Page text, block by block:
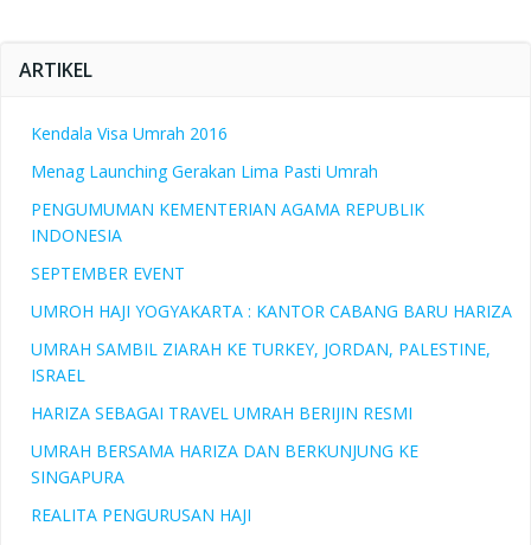
ARTIKEL
Kendala Visa Umrah 2016
Menag Launching Gerakan Lima Pasti Umrah
PENGUMUMAN KEMENTERIAN AGAMA REPUBLIK
INDONESIA
SEPTEMBER EVENT
UMROH HAJI YOGYAKARTA : KANTOR CABANG BARU HARIZA
UMRAH SAMBIL ZIARAH KE TURKEY, JORDAN, PALESTINE,
ISRAEL
HARIZA SEBAGAI TRAVEL UMRAH BERIJIN RESMI
UMRAH BERSAMA HARIZA DAN BERKUNJUNG KE
SINGAPURA
REALITA PENGURUSAN HAJI